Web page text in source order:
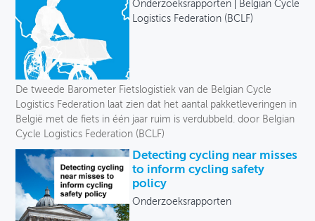
Onderzoeksrapporten
Belgian Cycle
Logistics Federation (BCLF)
De tweede Barometer Fietslogistiek van de Belgian Cycle
Logistics Federation laat zien dat het aantal pakketleveringen in
België met de fiets in één jaar ruim is verdubbeld. door Belgian
Cycle Logistics Federation (BCLF)
Detecting cycling near misses
to inform cycling safety
policy
Onderzoeksrapporten